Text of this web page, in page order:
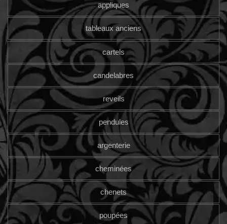
appliques
tableaux anciens
cartels
candelabres
reveils
pendules
argenterie
cheminées
chenets
poupées